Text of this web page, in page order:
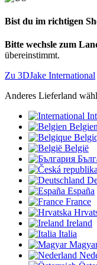
Bist du im richtigen
Bitte wechsle zum
übereinstimmt.
Zu 3DJake International
Anderes Lieferland
Belgien
België
España
France
Ireland
Italia